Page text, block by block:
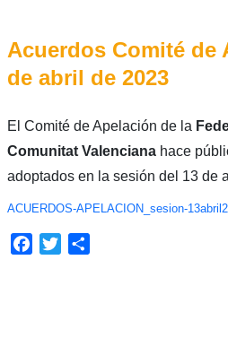
Acuerdos Comité de
de abril de 2023
El Comité de Apelación de la
Comunitat Valencianahace
adoptados en la sesión del 13 de
ACUERDOS-APELACION_sesion-
Facebook
Twitter